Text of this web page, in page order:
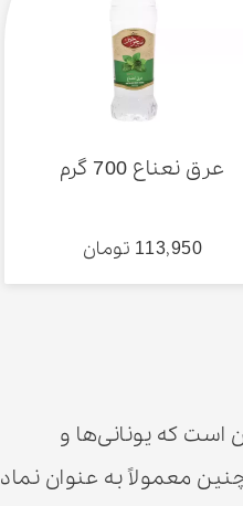
عرق نعناع 700 گرم
113,950 تومان
است که یونانی‌ها و
معمولاً به عنوان نماد